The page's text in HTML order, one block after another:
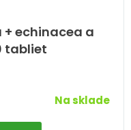
echinacea a
tabliet
Na sklade